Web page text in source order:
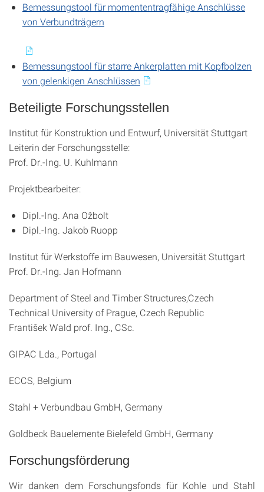
Bemessungstool für momententragfähige Anschlüsse
von Verbundträgern
Bemessungstool für starre Ankerplatten mit Kopfbolzen
von gelenkigen Anschlüssen
Beteiligte Forschungsstellen
Institut für Konstruktion und Entwurf, Universität Stuttgart
Leiterin der Forschungsstelle:
Prof. Dr.-Ing. U. Kuhlmann
Projektbearbeiter:
Dipl.-Ing. Ana Ožbolt
Dipl.-Ing. Jakob Ruopp
Institut für Werkstoffe im Bauwesen, Universität Stuttgart
Prof. Dr.-Ing. Jan Hofmann
Department of Steel and Timber Structures,Czech
Technical University of Prague, Czech Republic
František Wald prof. Ing., CSc.
GIPAC Lda., Portugal
ECCS, Belgium
Stahl + Verbundbau GmbH, Germany
Goldbeck Bauelemente Bielefeld GmbH, Germany
Forschungsförderung
Wir danken dem Forschungsfonds für Kohle und Stahl